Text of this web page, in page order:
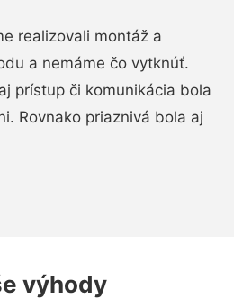
realizovali montáž a
a nemáme čo vytknúť.
prístup či komunikácia bola
Rovnako priaznivá bola aj
výhody